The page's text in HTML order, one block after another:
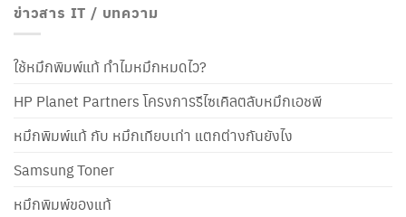
ข่าวสาร IT / บทความ
ใช้หมึกพิมพ์แท้ ทำไมหมึกหมดไว?
HP Planet Partners โครงการรีไซเคิลตลับหมึกเอชพี
หมึกพิมพ์แท้ กับ หมึกเทียบเท่า แตกต่างกันยังไง
Samsung Toner
หมึกพิมพ์ของแท้